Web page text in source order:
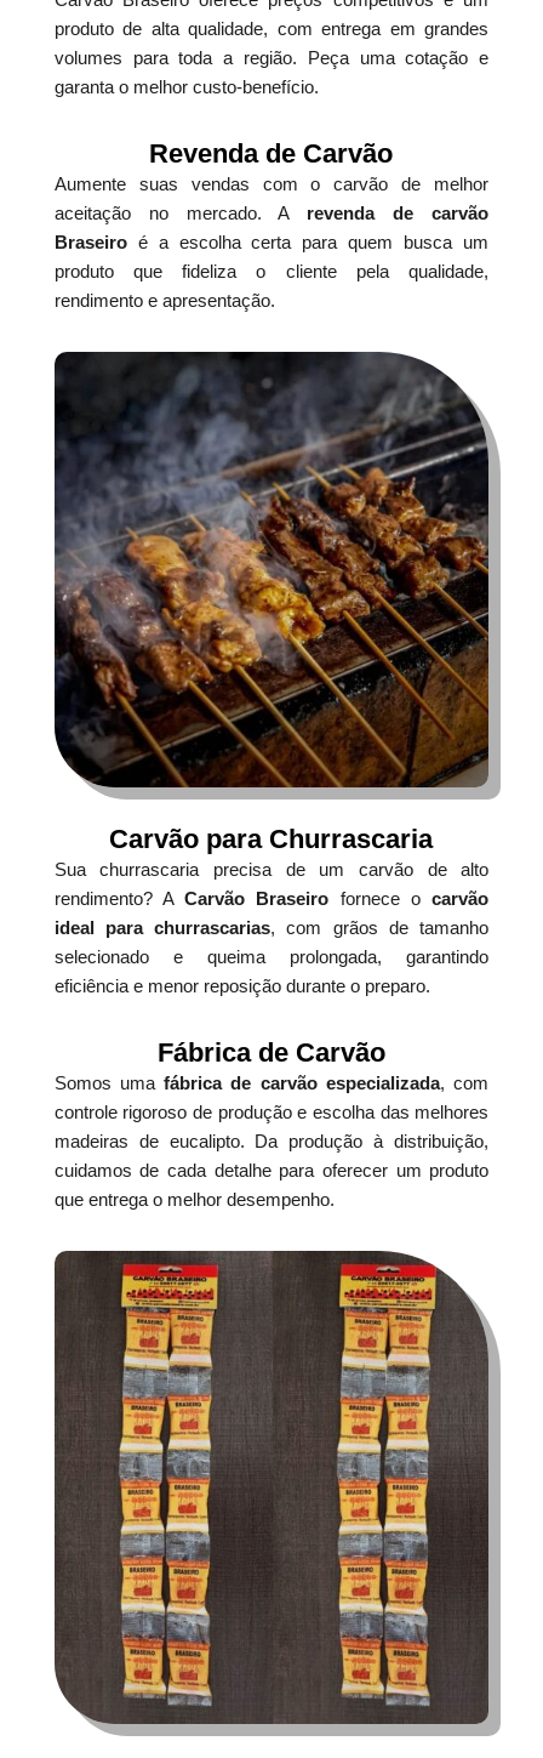
produto de alta qualidade, com entrega em grandes
volumes para toda a região. Peça uma cotação e
garanta o melhor custo-benefício.
Revenda de Carvão
Aumente suas vendas com o carvão de melhor
aceitação no mercado. A revenda de carvão
Braseiroé a escolha certa para quem busca um
produto que fideliza o cliente pela qualidade,
rendimento e apresentação.
Carvão para Churrascaria
Sua churrascaria precisa de um carvão de alto
rendimento? ACarvão Braseiro fornece ocarvão
ideal para churrascarias, com grãos de tamanho
selecionado e queima prolongada, garantindo
eficiência e menor reposição durante o preparo.
Fábrica de Carvão
Somos umafábrica de carvão especializada, com
controle rigoroso de produção e escolha das melhores
madeiras de eucalipto. Da produção à distribuição,
cuidamos de cada detalhe para oferecer um produto
que entrega o melhor desempenho.